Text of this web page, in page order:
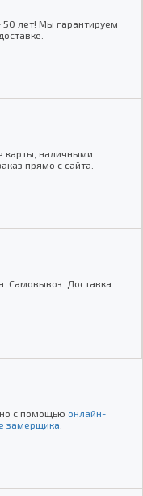
50 лет! Мы гарантируем
карты, наличными
прямо с сайта.
Самовывоз. Доставка
с помощью онлайн-
замерщика